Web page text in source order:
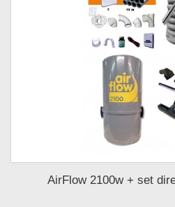
AirFlow 2100w + set